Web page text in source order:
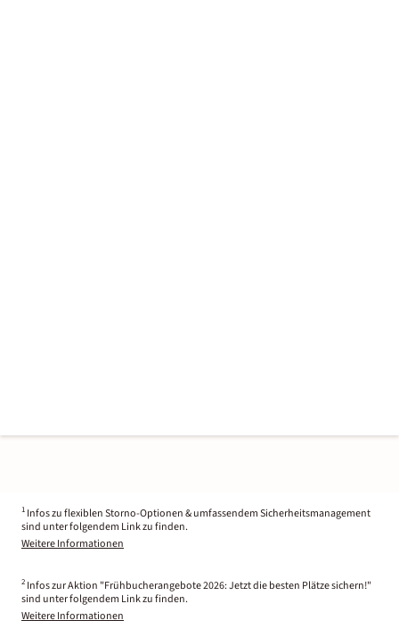
1 Infos zu flexiblen Storno-Optionen & umfassendem Sicherheitsmanagement
sind unter folgendem Link zu finden.
Weitere Informationen
2 Infos zur Aktion "Frühbucherangebote 2026: Jetzt die besten Plätze sichern!"
sind unter folgendem Link zu finden.
Weitere Informationen